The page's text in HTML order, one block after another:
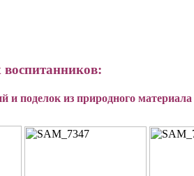
и поделок из природного материала